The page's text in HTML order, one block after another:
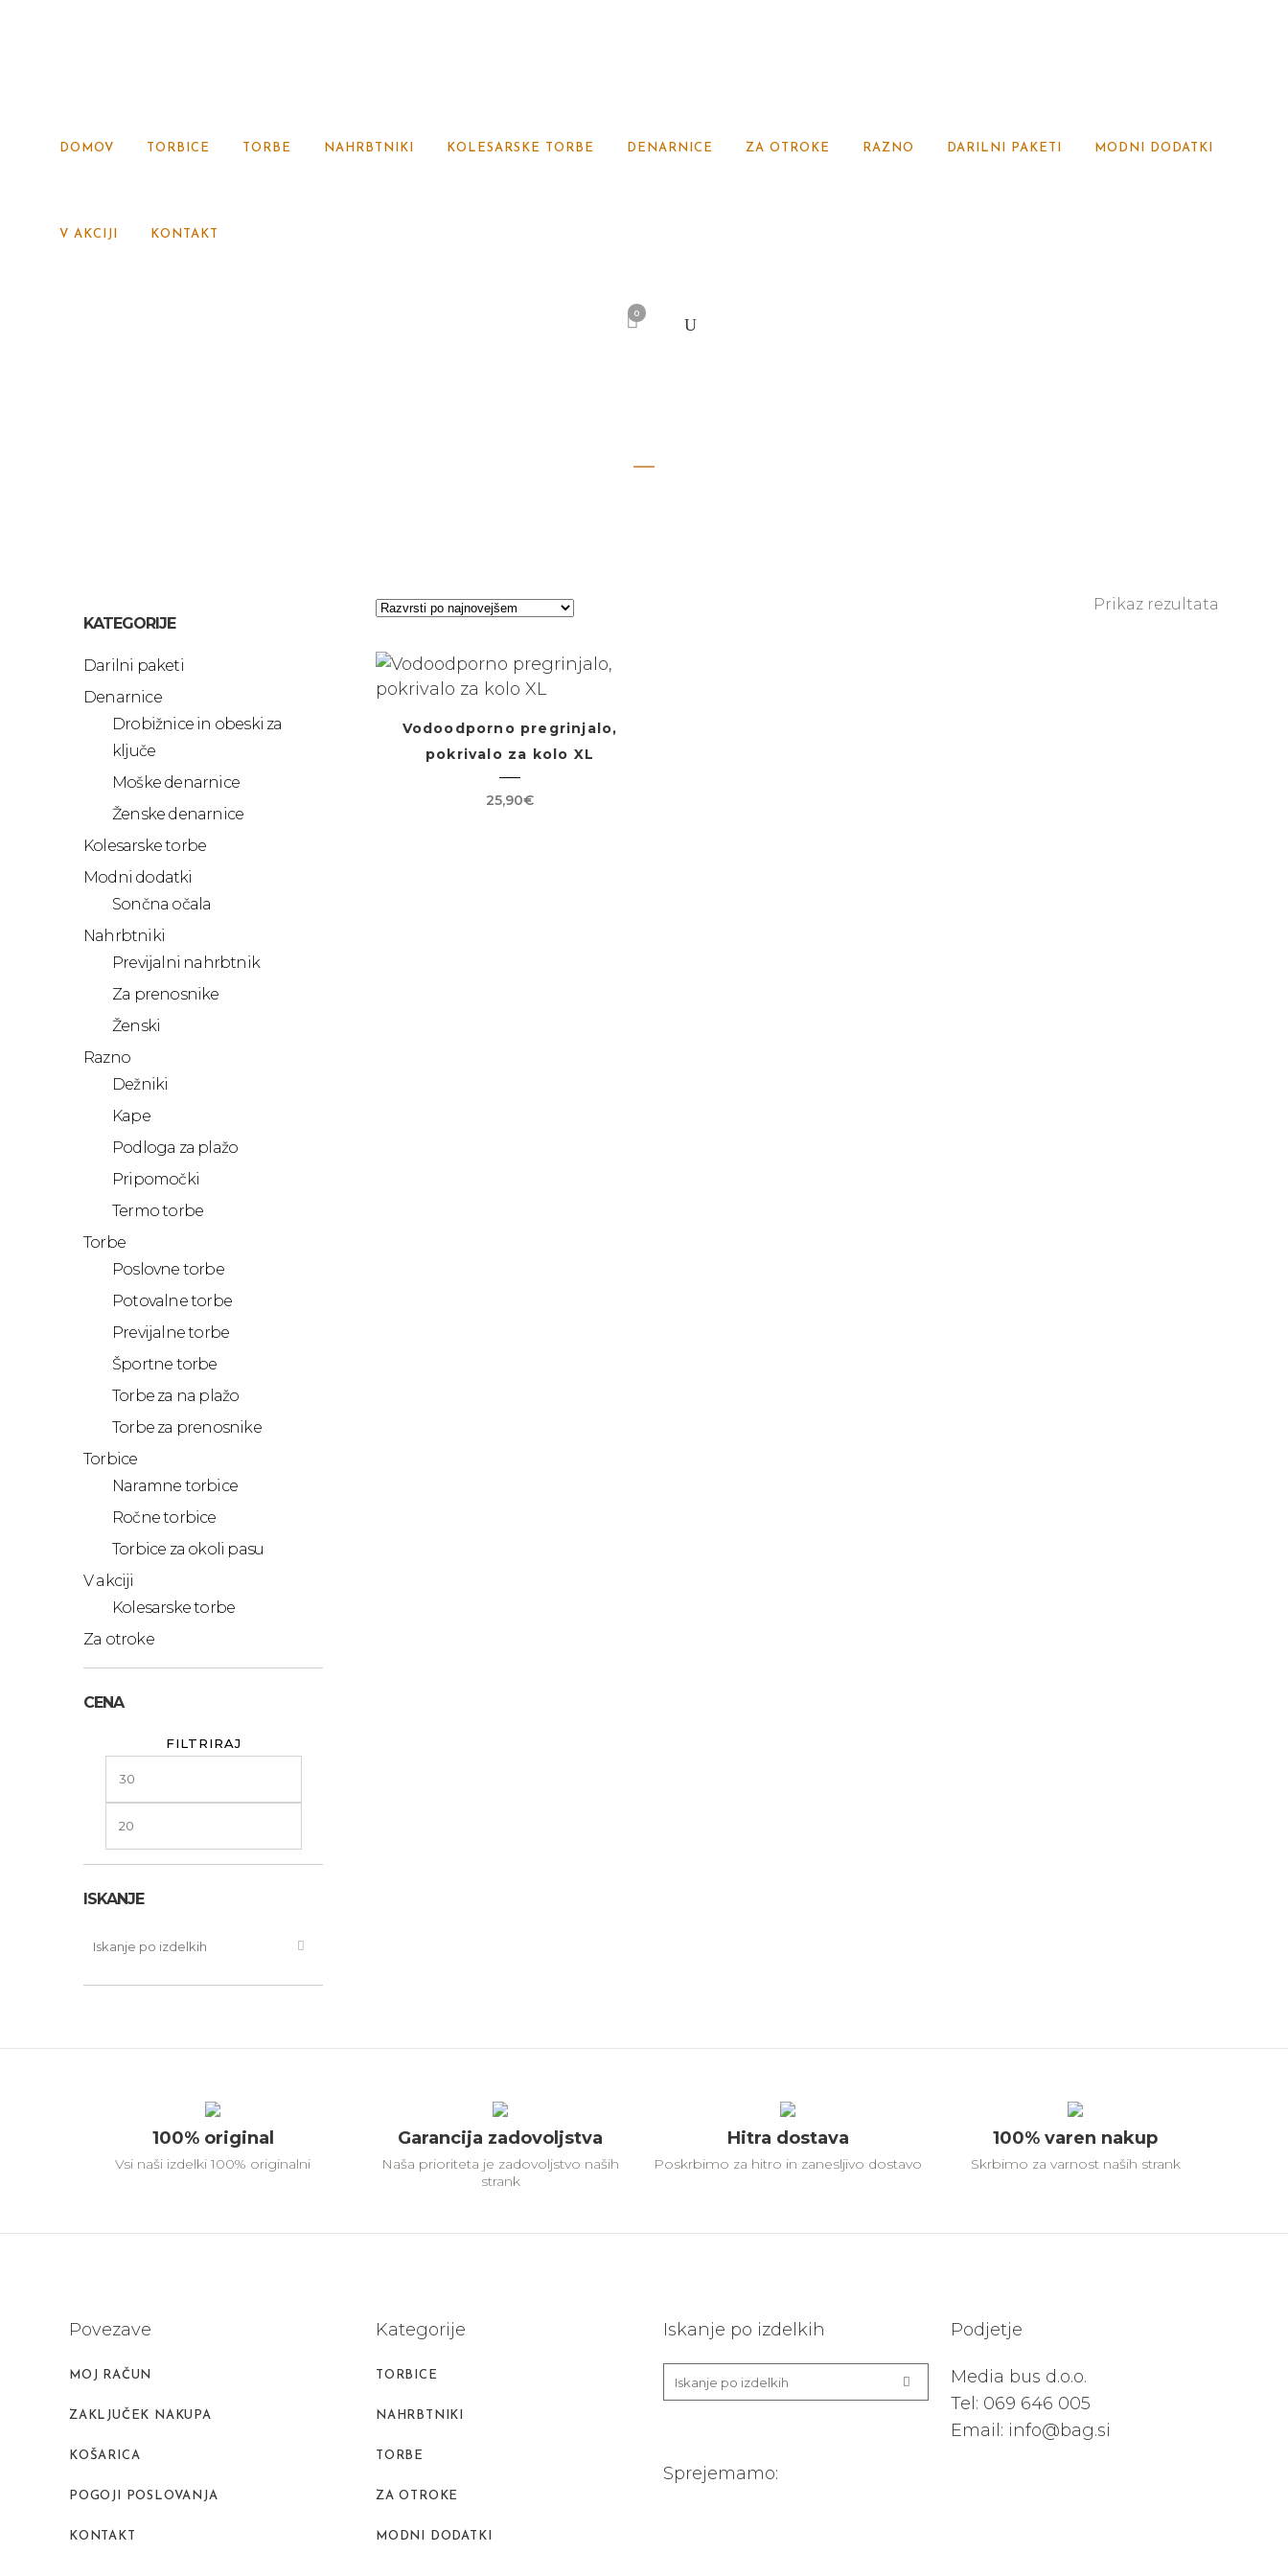
DOMOV TORBICE TORBE NAHRBTNIKI KOLESARSKE TORBE DENARNICE ZA OTROKE RAZNO DARILNI PAKETI MODNI DODATKI
V AKCIJI KONTAKT
0
KATEGORIJE
Darilni paketi
Denarnice
Drobižnice in obeski za
ključe
Moške denarnice
Ženske denarnice
Kolesarske torbe
Modni dodatki
Sončna očala
Nahrbtniki
Previjalni nahrbtnik
Za prenosnike
Ženski
Razno
Dežniki
Kape
Podloga za plažo
Pripomočki
Termo torbe
Torbe
Poslovne torbe
Potovalne torbe
Previjalne torbe
Športne torbe
Torbe za na plažo
Torbe za prenosnike
Torbice
Naramne torbice
Ročne torbice
Torbice za okoli pasu
V akciji
Kolesarske torbe
Za otroke
CENA
Min
Max
FILTRIRAJ
ISKANJE
Prikaz rezultata
Vodoodporno pregrinjalo,
pokrivalo za kolo XL
25,90€
100% original
Vsi naši izdelki 100% originalni
Garancija zadovoljstva
Naša prioriteta je zadovoljstvo naših
strank
Hitra dostava
Poskrbimo za hitro in zanesljivo dostavo
100% varen nakup
Skrbimo za varnost naših strank
Povezave
MOJ RAČUN
ZAKLJUČEK NAKUPA
KOŠARICA
POGOJI POSLOVANJA
KONTAKT
Kategorije
TORBICE
NAHRBTNIKI
TORBE
ZA OTROKE
MODNI DODATKI
Iskanje po izdelkih
Sprejemamo:
Podjetje
Media bus d.o.o.
Tel: 069 646 005
Email: info@bag.si